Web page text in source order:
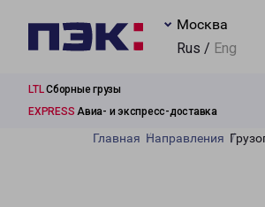
Москва
Rus / Eng
LTLСборные грузы
EXPRESS Авиа- и экспресс-доставка
Главная Направления